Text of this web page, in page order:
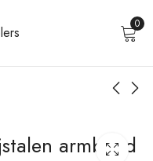
0
18K vergulde
roestvrijstalen
18K vergulde
roestvrijstalen
armband